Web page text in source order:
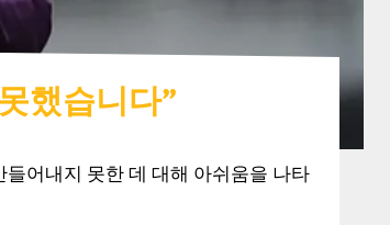
했습니다”
어내지 못한 데 대해 아쉬움을 나타